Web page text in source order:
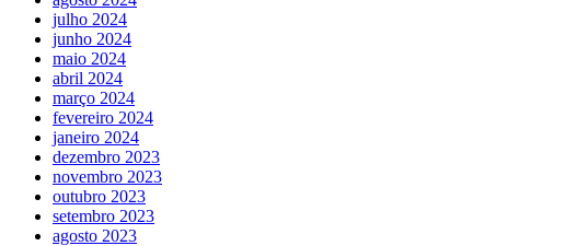
julho 2024
junho 2024
maio 2024
abril 2024
março 2024
fevereiro 2024
janeiro 2024
dezembro 2023
novembro 2023
outubro 2023
setembro 2023
agosto 2023